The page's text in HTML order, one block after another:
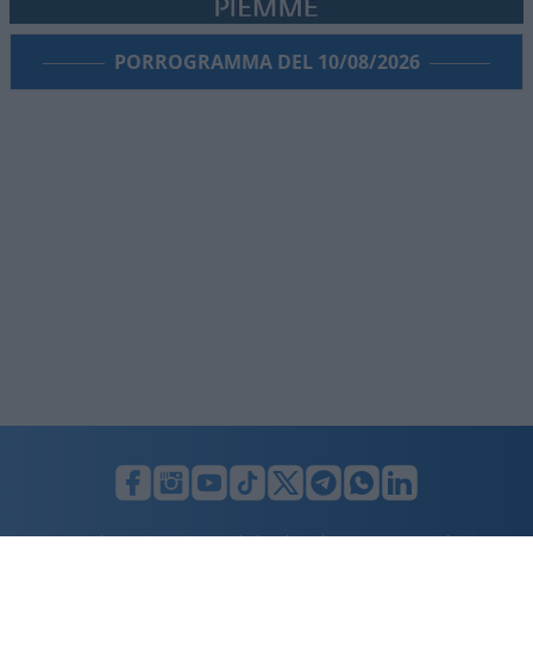
PORROGRAMMA DEL 10/08/2026
LUNIFIN S.r.l. a socio unico. Sede legale Milano, Largo F. Richini, 2/A,